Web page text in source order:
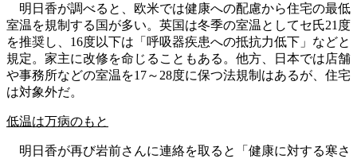
明日香が調べると、欧米では健康への配慮から住宅の最低
室温を規制する国が多い。英国は冬季の室温としてセ氏21度
を推奨し、16度以下は「呼吸器疾患への抵抗力低下」などと
規定。家主に改修を命じることもある。他方、日本では店舗
や事務所などの室温を17～28度に保つ法規制はあるが、住宅
は対象外だ。
低温は万病のもと
明日香が再び岩前さんに連絡を取ると「健康に対する寒さ